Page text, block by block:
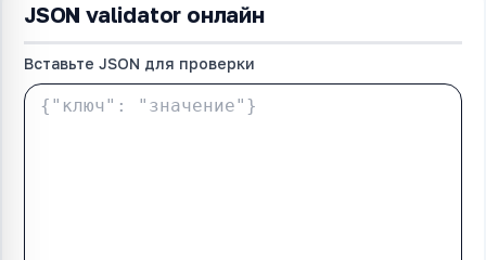
JSON validator онлайн
Вставьте JSON для проверки